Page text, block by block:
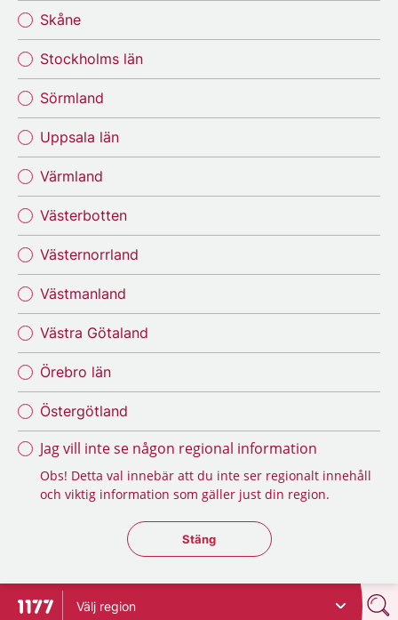
Skåne
Stockholms län
Sörmland
Uppsala län
Värmland
Västerbotten
Västernorrland
Västmanland
Västra Götaland
Örebro län
Östergötland
Jag vill inte se någon regional information
Obs! Detta val innebär att du inte ser regionalt innehåll
och viktig information som gäller just din region.
Stäng regionsväljaren
Stäng
Till startsidan för 1177
Välj region